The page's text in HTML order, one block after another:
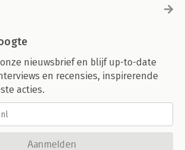
nieuwsbrief en blijf up-to-date
en recensies, inspirerende
acties.
Aanmelden